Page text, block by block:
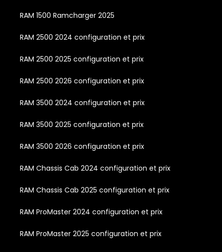
RAM 1500 Ramcharger 2025
RAM 2500 2024 configuration et prix
RAM 2500 2025 configuration et prix
RAM 2500 2026 configuration et prix
RAM 3500 2024 configuration et prix
RAM 3500 2025 configuration et prix
RAM 3500 2026 configuration et prix
RAM Chassis Cab 2024 configuration et prix
RAM Chassis Cab 2025 configuration et prix
RAM ProMaster 2024 configuration et prix
RAM ProMaster 2025 configuration et prix